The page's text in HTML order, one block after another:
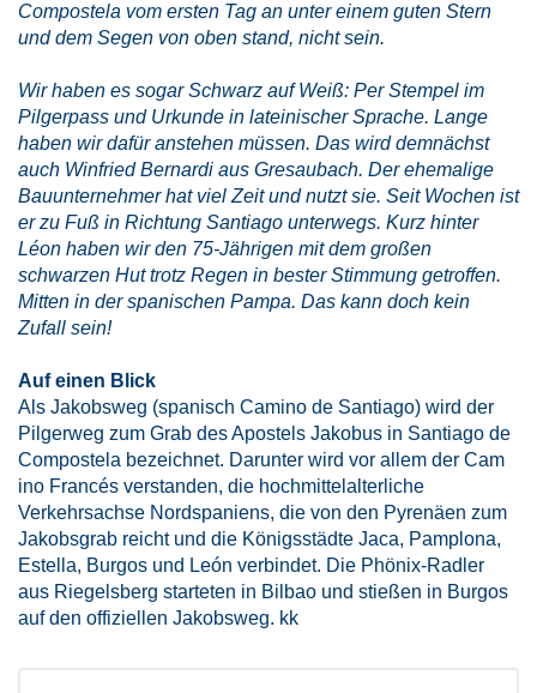
Compostela vom ersten Tag an unter einem guten Stern
und dem Segen von oben stand, nicht sein.
Wir haben es sogar Schwarz auf Weiß: Per Stempel im
Pilgerpass und Urkunde in lateinischer Sprache. Lange
haben wir dafür anstehen müssen. Das wird demnächst
auch Winfried Bernardi aus Gresaubach. Der ehemalige
Bauunternehmer hat viel Zeit und nutzt sie. Seit Wochen ist
er zu Fuß in Richtung Santiago unterwegs. Kurz hinter
Léon haben wir den 75-Jährigen mit dem großen
schwarzen Hut trotz Regen in bester Stimmung getroffen.
Mitten in der spanischen Pampa. Das kann doch kein
Zufall sein!
Auf einen Blick
Als Jakobsweg (spanisch Camino de Santiago) wird der
Pilgerweg zum Grab des Apostels Jakobus in Santiago de
Compostela bezeichnet. Darunter wird vor allem der Cam
ino Francés verstanden, die hochmittelalterliche
Verkehrsachse Nordspaniens, die von den Pyrenäen zum
Jakobsgrab reicht und die Königsstädte Jaca, Pamplona,
Estella, Burgos und León verbindet. Die Phönix-Radler
aus Riegelsberg starteten in Bilbao und stießen in Burgos
auf den offiziellen Jakobsweg. kk